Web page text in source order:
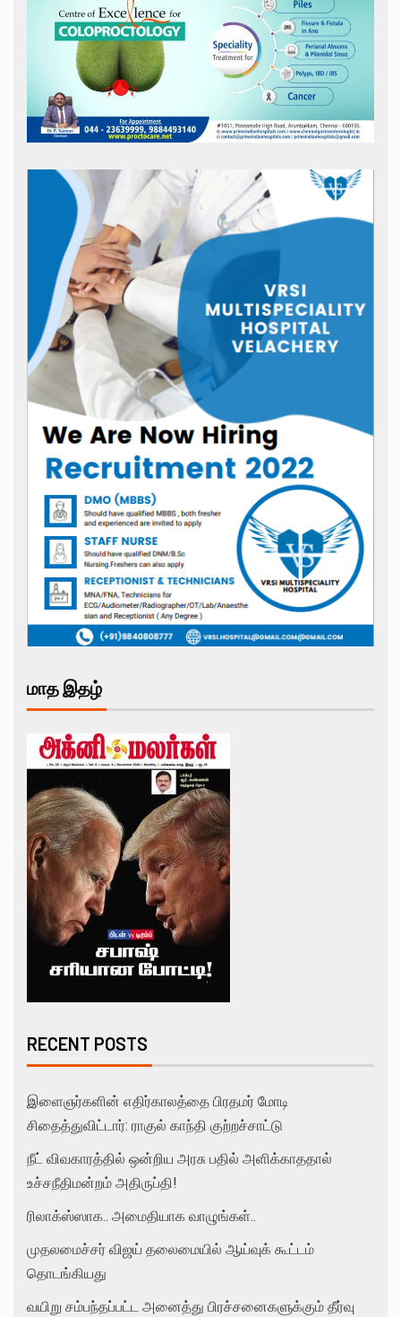
மாத இதழ்
RECENT POSTS
இளைஞர்களின் எதிர்காலத்தை பிரதமர் மோடி
சிதைத்துவிட்டார்: ராகுல் காந்தி குற்றச்சாட்டு
நீட் விவகாரத்தில் ஒன்றிய அரசு பதில் அளிக்காததால்
உச்சநீதிமன்றம் அதிருப்தி!
ரிலாக்ஸ்ஸாக.. அமைதியாக வாழுங்கள்..
முதலமைச்சர் விஜய் தலைமையில் ஆய்வுக் கூட்டம்
தொடங்கியது
வயிறு சம்பந்தப்பட்ட அனைத்து பிரச்சனைகளுக்கும் தீர்வு